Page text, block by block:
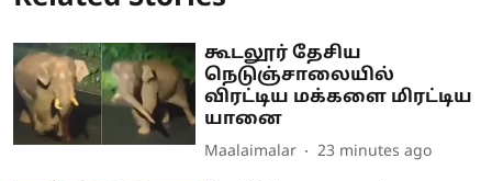
கூடலூர் தேசிய
நெடுஞ்சாலையில்
விரட்டிய மக்களை மிரட்டிய
யானை
Maalaimalar 23 minutes ago